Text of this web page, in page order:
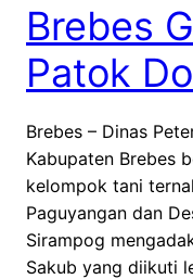
Brebes
Patok
Brebes – Dinas
Kabupaten Brebes
kelompok tani
Paguyangan dan
Sirampog
Sakub yang diikuti